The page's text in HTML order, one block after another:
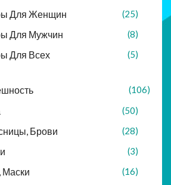
Для Женщин (25)
Для Мужчин (8)
Для Всех (5)
(106)
(50)
Брови (28)
(3)
Маски (16)